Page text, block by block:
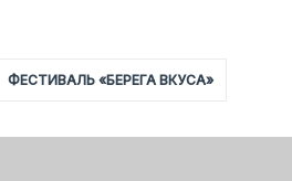
ФЕСТИВАЛЬ «БЕРЕГА ВКУСА»